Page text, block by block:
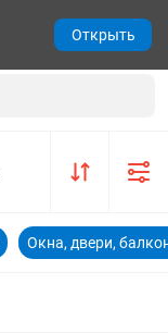
Окна, двери,
Открыть